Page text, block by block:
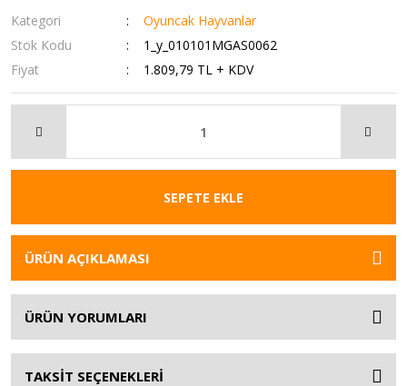
Kategori
Oyuncak Hayvanlar
Stok Kodu
1_y_010101MGAS0062
Fiyat
1.809,79 TL + KDV
SEPETE EKLE
ÜRÜN AÇIKLAMASI
ÜRÜN YORUMLARI
TAKSİT SEÇENEKLERİ